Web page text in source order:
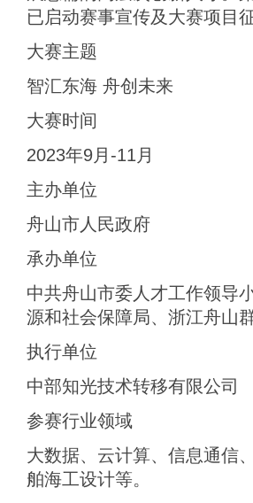
已启动赛事宣传及大赛项目
大赛主题
智汇东海 舟创未来
大赛时间
2023年9月-11月
主办单位
舟山市人民政府
承办单位
中共舟山市委人才工作领导
源和社会保障局、浙江舟山
执行单位
中部知光技术转移有限公司
参赛行业领域
大数据、云计算、信息通信
舶海工设计等。